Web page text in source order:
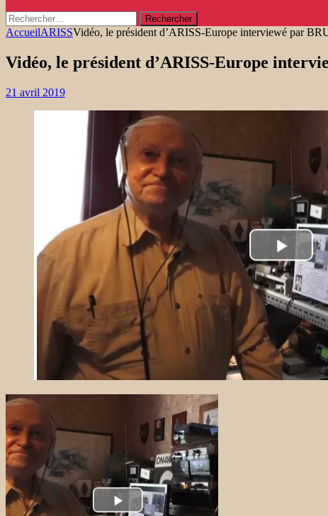
Rechercher :
AccueilARISSVidéo, le président d’ARISS-Europe interviewé par
Vidéo, le président d’ARISS-Europe
21 avril 2019